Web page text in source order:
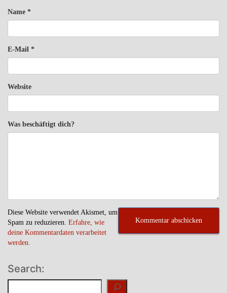
Name *
E-Mail *
Website
Was beschäftigt dich?
Diese Website verwendet Akismet, um
Spam zu reduzieren. Erfahre, wie
deine Kommentardaten verarbeitet
werden.
Search: